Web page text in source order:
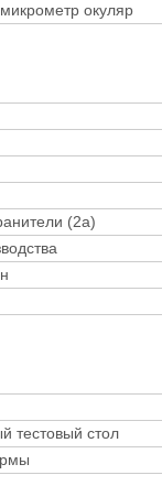
окуляр
(2а)
тестовый стол